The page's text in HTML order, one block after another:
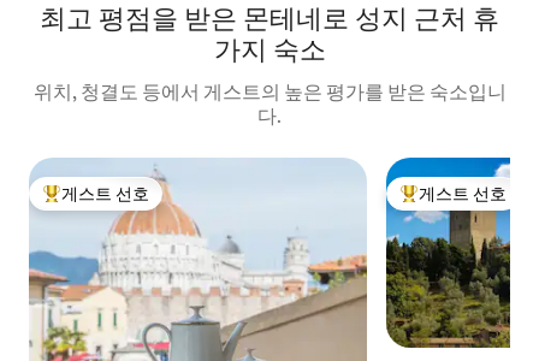
최고 평점을 받은 몬테네로 성지 근처 휴
가지 숙소
위치, 청결도 등에서 게스트의 높은 평가를 받은 숙소입니
다.
상위 게스트 선호
게스트 선호 상위 게스트 선호
게스트 선호